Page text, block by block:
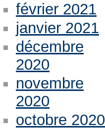
février 2021
janvier 2021
décembre
2020
novembre
2020
octobre 2020